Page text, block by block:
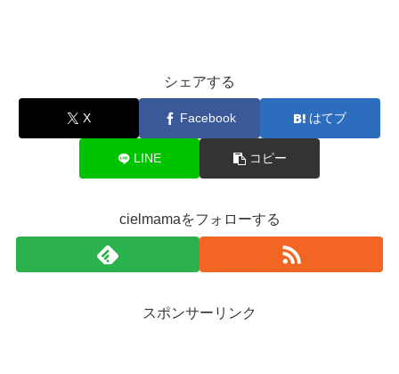
シェアする
X Facebook はてブ
LINE コピー
cielmamaをフォローする
スポンサーリンク